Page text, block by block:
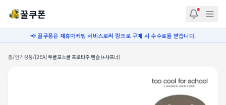
꿀쿠폰
📢 꿀쿠폰은 제휴마케팅 서비스로써 링크로 구매 시 수수료를 받습니다.
홈/인기상품/[2EA] 투쿨포스쿨 프로타주 펜슬 (+샤프너)